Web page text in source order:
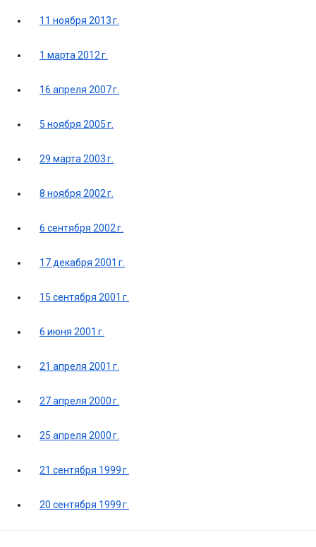
11 ноября 2013 г.
1 марта 2012 г.
16 апреля 2007 г.
5 ноября 2005 г.
29 марта 2003 г.
8 ноября 2002 г.
6 сентября 2002 г.
17 декабря 2001 г.
15 сентября 2001 г.
6 июня 2001 г.
21 апреля 2001 г.
27 апреля 2000 г.
25 апреля 2000 г.
21 сентября 1999 г.
20 сентября 1999 г.